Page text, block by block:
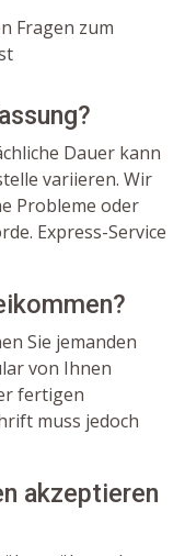
Fragen zum
Dauer kann
variieren. Wir
Probleme oder
Express-Service
Sie jemanden
von Ihnen
fertigen
muss jedoch
akzeptieren